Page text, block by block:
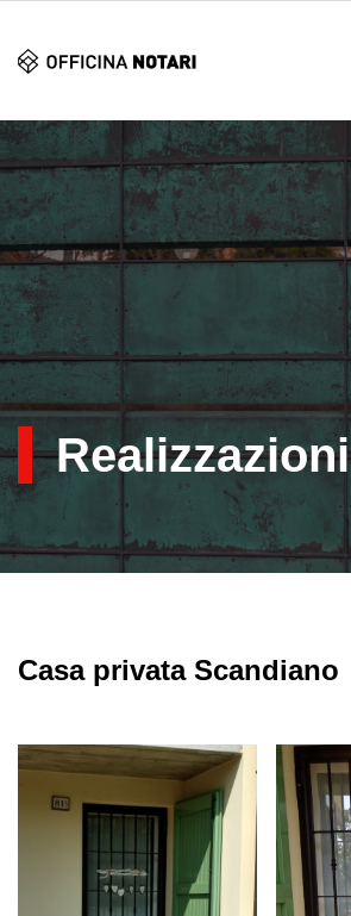
Realizzazioni
Casa privata Scandiano